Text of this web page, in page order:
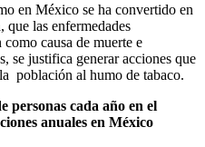
en México se ha convertido en
que las enfermedades
causa de muerte e
se justifica generar acciones que
población al humo de tabaco.
personas cada año en el
anuales en México